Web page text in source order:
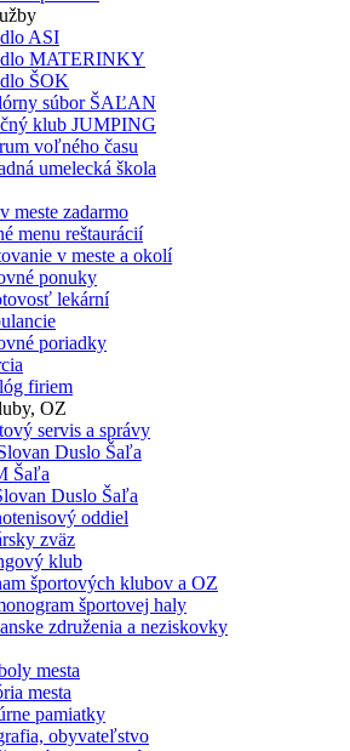
ASI
MATERINKY
ŠOK
súbor ŠAĽAN
klub JUMPING
voľného času
umelecká škola
meste zadarmo
menu reštaurácií
v meste a okolí
ponuky
lekární
poriadky
firiem
OZ
servis a správy
Duslo Šaľa
Šaľa
Duslo Šaľa
oddiel
zväz
klub
športových klubov a OZ
športovej haly
združenia a neziskovky
mesta
mesta
pamiatky
obyvateľstvo